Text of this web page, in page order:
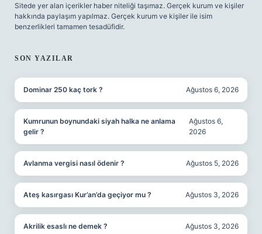
Sitede yer alan içerikler haber niteliği taşımaz. Gerçek kurum ve kişiler
hakkında paylaşım yapılmaz. Gerçek kurum ve kişiler ile isim
benzerlikleri tamamen tesadüfidir.
SON YAZILAR
Dominar 250 kaç tork ? Ağustos 6, 2026
Kumrunun boynundaki siyah halka ne anlama
gelir ?
Ağustos 6,
2026
Avlanma vergisi nasıl ödenir ? Ağustos 5, 2026
Ateş kasırgası Kur’an’da geçiyor mu ? Ağustos 3, 2026
Akrilik esaslı ne demek ? Ağustos 3, 2026